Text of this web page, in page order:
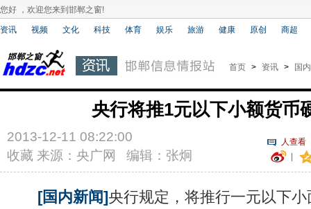
您好 ，欢迎您来到邯郸之窗!
资讯 视频 文化 科技 体育 娱乐 旅游 健康 原创 商超
首页 > 资讯 > 国内
央行将推1元以下小额货币
人查看
2013-12-11 08:22:00
收藏 来源：央广网 编辑：张炯
[国内新闻]央行规定，将推行一元以下